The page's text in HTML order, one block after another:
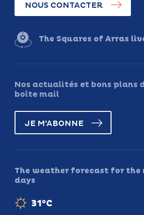
NOUS CONTACTER
The Squares of Arras
Nos actualités et bons plans
boîte mail
JE M'ABONNE
The weather forecast for the
days
31°C